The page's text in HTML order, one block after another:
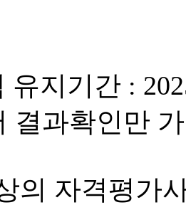
지기간 :
결과확인만
자격평가사